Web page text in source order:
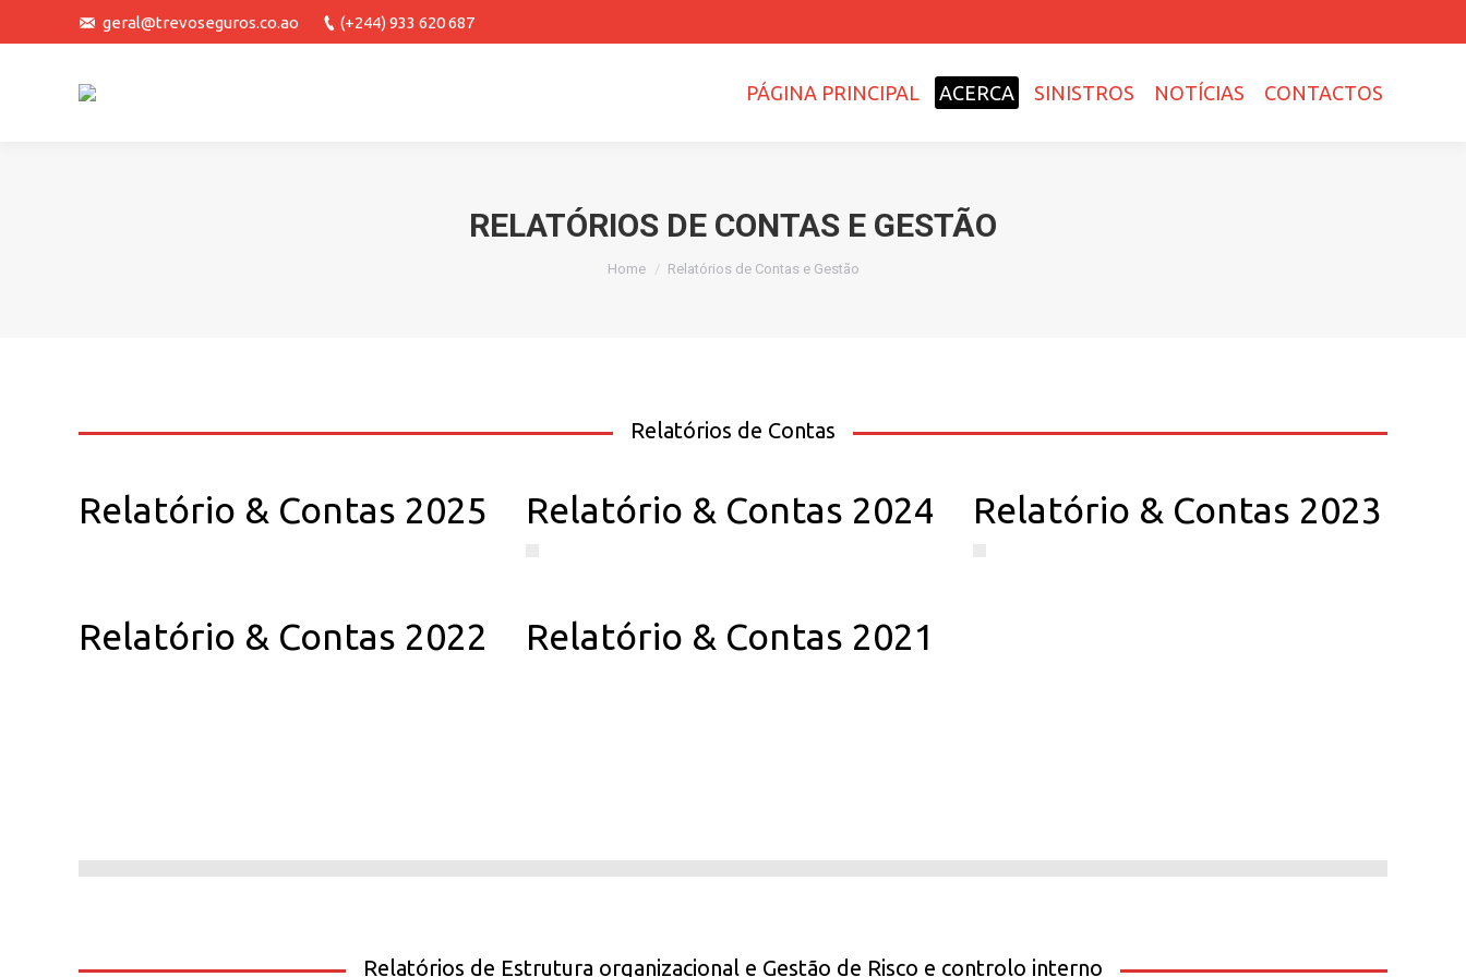
geral@trevoseguros.co.ao (+244) 933 620 687
PÁGINA PRINCIPAL ACERCA SINISTROS NOTÍCIAS CONTACTOS
RELATÓRIOS DE CONTAS E GESTÃO
Home Relatórios de Contas e Gestão
Relatórios de Contas
Relatório & Contas 2025
Relatório & Contas 2022
Relatório & Contas 2024
Relatório & Contas 2021
Relatório & Contas 2023
Relatórios de Estrutura organizacional e Gestão de Risco e controlo interno